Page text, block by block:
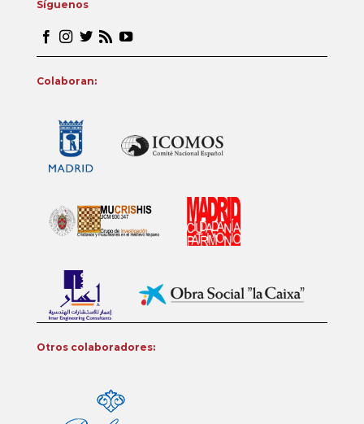
Síguenos
Colaboran:
Otros colaboradores: